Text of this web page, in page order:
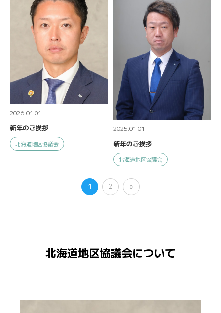
2026.01.01
新年のご挨拶
北海道地区協議会
2025.01.01
新年のご挨拶
北海道地区協議会
1 2 »
北海道地区協議会について